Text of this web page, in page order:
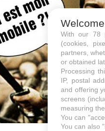
Welcome
With our 78
(cookies,
partners,
or obtained
Processing
IP, postal
and offering
screens
measuring
You can
You can also